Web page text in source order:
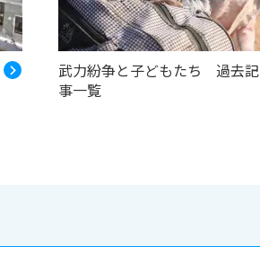
武力紛争と子どもたち 過去記
事一覧